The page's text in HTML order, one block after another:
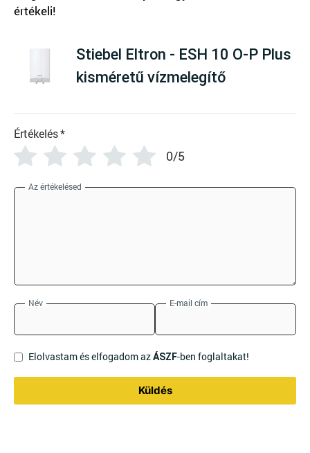
Stiebel Eltron - ESH 10 O-P Plus
kisméretű vízmelegítő
Értékelés*
0/5
Az értékelésed
Név E-mail cím
Elolvastam és elfogadom azÁSZF-ben foglaltakat!
Küldés